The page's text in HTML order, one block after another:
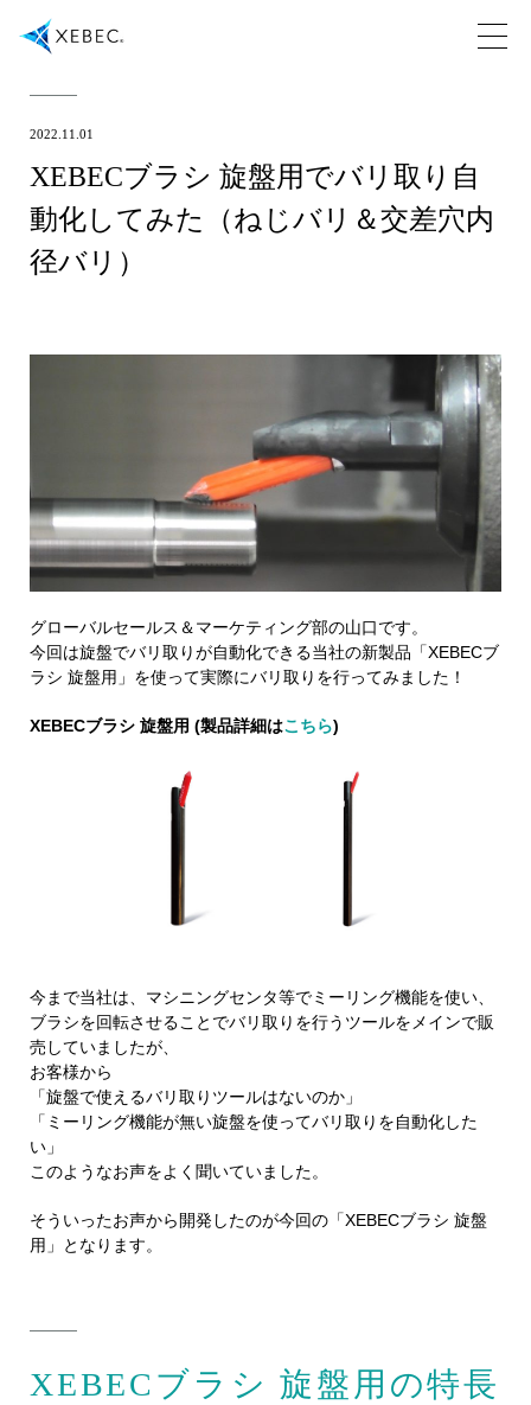
2022.11.01
XEBECブラシ 旋盤用でバリ取り自
動化してみた（ねじバリ＆交差穴内
径バリ）
グローバルセールス＆マーケティング部の山口です。
今回は旋盤でバリ取りが自動化できる当社の新製品「XEBECブ
ラシ 旋盤用」を使って実際にバリ取りを行ってみました！
XEBECブラシ 旋盤用 (製品詳細はこちら)
今まで当社は、マシニングセンタ等でミーリング機能を使い、
ブラシを回転させることでバリ取りを行うツールをメインで販
売していましたが、
お客様から
「旋盤で使えるバリ取りツールはないのか」
「ミーリング機能が無い旋盤を使ってバリ取りを自動化した
い」
このようなお声をよく聞いていました。
そういったお声から開発したのが今回の「XEBECブラシ 旋盤
用」となります。
XEBECブラシ 旋盤用の特長